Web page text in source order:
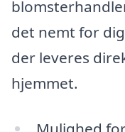
det nemt for
der leveres
hjemmet.